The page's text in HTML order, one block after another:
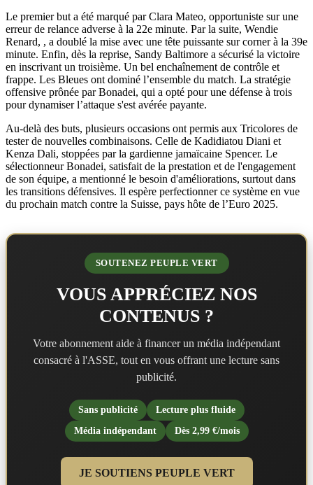
Le premier but a été marqué par Clara Mateo, opportuniste sur une
erreur de relance adverse à la 22e minute. Par la suite, Wendie
Renard, , a doublé la mise avec une tête puissante sur corner à la 39e
minute. Enfin, dès la reprise, Sandy Baltimore a sécurisé la victoire
en inscrivant un troisième. Un bel enchaînement de contrôle et
frappe. Les Bleues ont dominé l’ensemble du match. La stratégie
offensive prônée par Bonadei, qui a opté pour une défense à trois
pour dynamiser l’attaque s'est avérée payante.
Au-delà des buts, plusieurs occasions ont permis aux Tricolores de
tester de nouvelles combinaisons. Celle de Kadidiatou Diani et
Kenza Dali, stoppées par la gardienne jamaïcaine Spencer. Le
sélectionneur Bonadei, satisfait de la prestation et de l'engagement
de son équipe, a mentionné le besoin d'améliorations, surtout dans
les transitions défensives. Il espère perfectionner ce système en vue
du prochain match contre la Suisse, pays hôte de l’Euro 2025.
SOUTENEZ PEUPLE VERT
VOUS APPRÉCIEZ NOS
CONTENUS ?
Votre abonnement aide à financer un média indépendant
consacré à l'ASSE, tout en vous offrant une lecture sans
publicité.
Sans publicité
Lecture plus fluide
Média indépendant
Dès 2,99 €/mois
JE SOUTIENS PEUPLE VERT